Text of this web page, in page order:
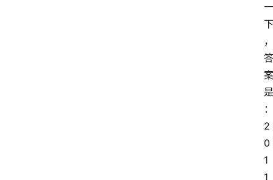
一
下
，
答
案
是
：
2
0
1
1